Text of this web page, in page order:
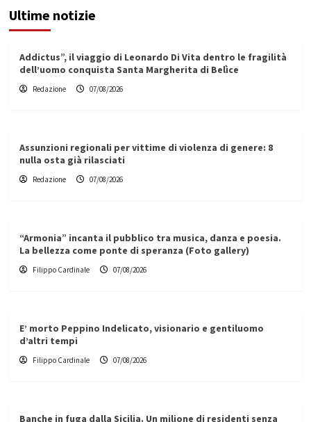
Ultime notizie
Addictus”, il viaggio di Leonardo Di Vita dentro le fragilità
dell’uomo conquista Santa Margherita di Belìce
Redazione 07/08/2026
Assunzioni regionali per vittime di violenza di genere: 8
nulla osta già rilasciati
Redazione 07/08/2026
“Armonia” incanta il pubblico tra musica, danza e poesia.
La bellezza come ponte di speranza (Foto gallery)
Filippo Cardinale 07/08/2026
E’ morto Peppino Indelicato, visionario e gentiluomo
d’altri tempi
Filippo Cardinale 07/08/2026
Banche in fuga dalla Sicilia. Un milione di residenti senza